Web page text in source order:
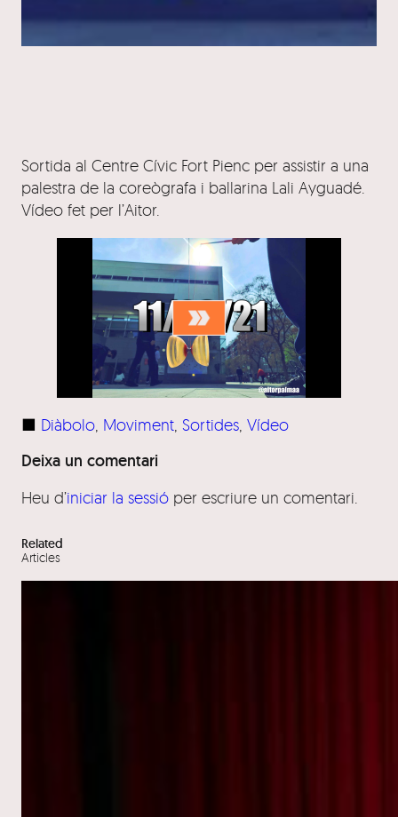
Sortida al Centre Cívic Fort Pienc per assistir a una
palestra de la coreògrafa i ballarina Lali Ayguadé.
Vídeo fet per l’Aitor.
■ Diàbolo Moviment Sortides Vídeo
Deixa un comentari
Heu d’iniciar la sessió per escriure un comentari.
Related
Articles